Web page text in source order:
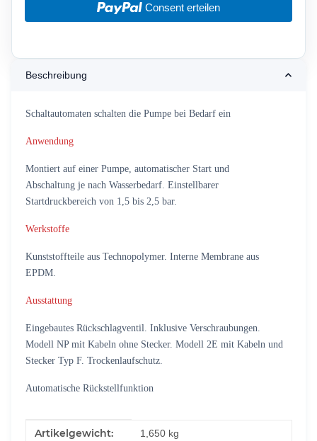
Consent erteilen
Beschreibung
Schaltautomaten schalten die Pumpe bei Bedarf ein
Anwendung
Montiert auf einer Pumpe, automatischer Start und
Abschaltung je nach Wasserbedarf. Einstellbarer
Startdruckbereich von 1,5 bis 2,5 bar.
Werkstoffe
Kunststoffteile aus Technopolymer. Interne Membrane aus
EPDM.
Ausstattung
Eingebautes Rückschlagventil. Inklusive Verschraubungen.
Modell NP mit Kabeln ohne Stecker. Modell 2E mit Kabeln und
Stecker Typ F. Trockenlaufschutz.
Automatische Rückstellfunktion
Produkteigenschaft
Wert
Artikelgewicht: 1,650 kg